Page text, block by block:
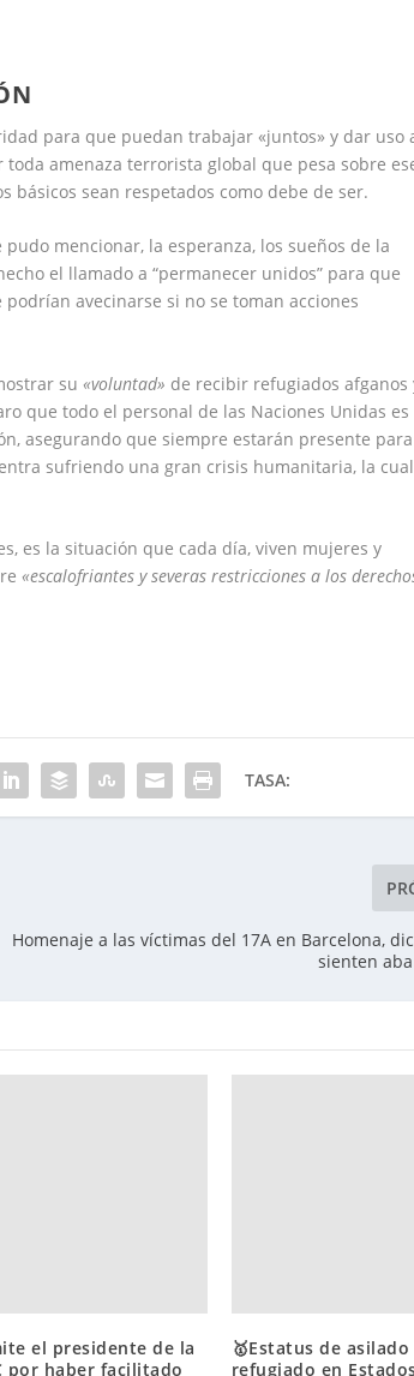
para que puedan trabajar «juntos» y dar uso
amenaza terrorista global que pesa sobre
básicos sean respetados como debe de ser.
mencionar, la esperanza, los sueños de la
el llamado a “permanecer unidos” para que
avecinarse si no se toman acciones
su«voluntad» de recibir refugiados afganos
que todo el personal de las Naciones Unidas es
asegurando que siempre estarán presente para
sufriendo una gran crisis humanitaria, la cual
es la situación que cada día, viven mujeres y
«escalofriantes y severas restricciones a los
TASA:
Homenaje a las víctimas del 17A en Barcelona,
sienten
el presidente de la
por haber facilitado
🥇Estatus de asilado
refugiado en